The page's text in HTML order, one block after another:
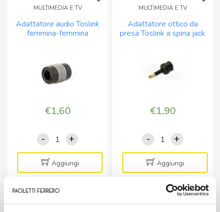
MULTIMEDIA E TV
Adattatore audio Toslink
femmina-femmina
€1,60
-
Adattatore
audio
Toslink
femmina-
femmina
+
Aggiungi
MULTIMEDIA E TV
Adattatore ottico da
presa Toslink a spina jack
€1,90
-
Adattatore
ottico
da
presa
+
Aggiungi
MULTIMEDIA E TV